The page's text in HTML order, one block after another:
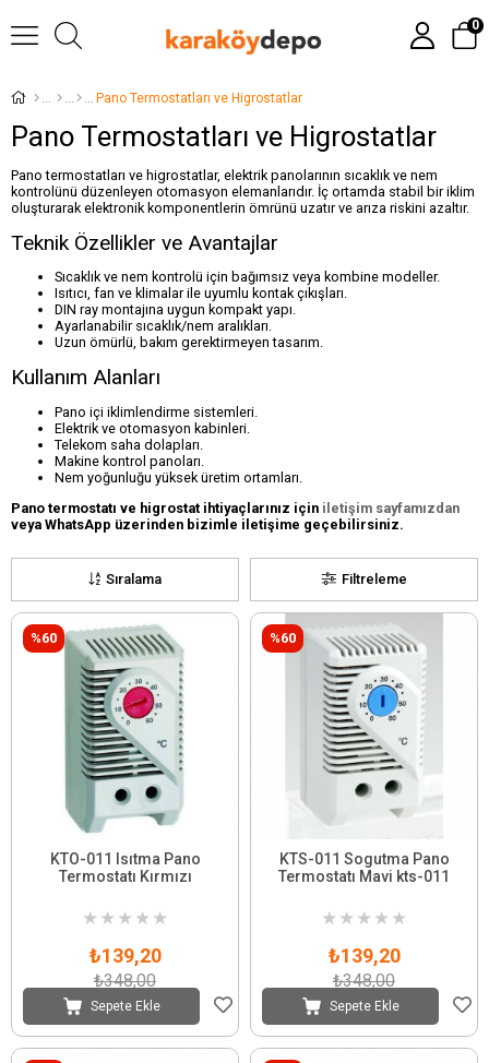
0
Pano Termostatları ve Higrostatlar
Pano Termostatları ve Higrostatlar
Pano termostatları ve higrostatlar, elektrik panolarının sıcaklık ve nem
kontrolünü düzenleyen otomasyon elemanlarıdır. İç ortamda stabil bir iklim
oluşturarak elektronik komponentlerin ömrünü uzatır ve arıza riskini azaltır.
Teknik Özellikler ve Avantajlar
Sıcaklık ve nem kontrolü için bağımsız veya kombine modeller.
Isıtıcı, fan ve klimalar ile uyumlu kontak çıkışları.
DIN ray montajına uygun kompakt yapı.
Ayarlanabilir sıcaklık/nem aralıkları.
Uzun ömürlü, bakım gerektirmeyen tasarım.
Kullanım Alanları
Pano içi iklimlendirme sistemleri.
Elektrik ve otomasyon kabinleri.
Telekom saha dolapları.
Makine kontrol panoları.
Nem yoğunluğu yüksek üretim ortamları.
Pano termostatı ve higrostat ihtiyaçlarınız için iletişim sayfamızdan
veya WhatsApp üzerinden bizimle iletişime geçebilirsiniz.
Filtreleme
Sıralama
KTO-011 Isıtma Pano
Termostatı Kırmızı
★ ★ ★ ★ ★
₺139,20
₺348,00
Sepete Ekle
%60
KTS-011 Sogutma Pano
Termostatı Mavi kts-011
★ ★ ★ ★ ★
₺139,20
₺348,00
Sepete Ekle
%60